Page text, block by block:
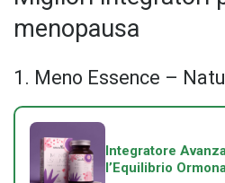
menopausa
1. Meno Essence –
Integratore
l’Equilibrio